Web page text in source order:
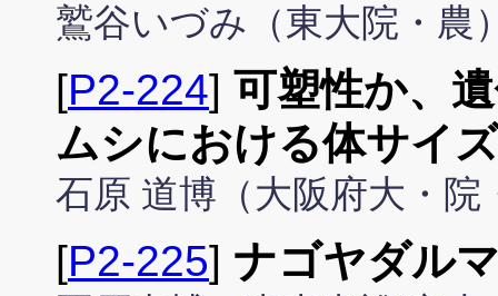
鷲谷いづみ（東大院・農
[P2-224] 可塑性か、
ムシにおける体サイ
石原 道博（大阪府大・院
[P2-225] ナゴヤダル